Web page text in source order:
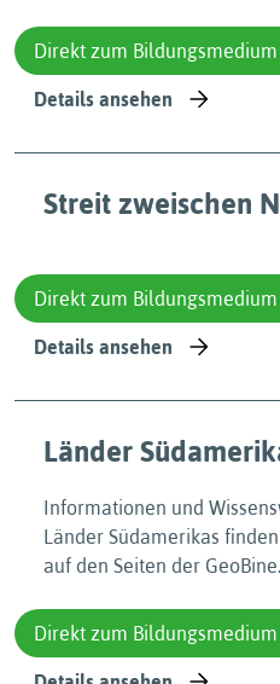
Direkt zum Bildungsmedium
Details ansehen
Streit zweischen
Direkt zum Bildungsmedium
Details ansehen
Länder
Informationen und
Länder Südamerikas
auf den Seiten der GeoBine.
Direkt zum Bildungsmedium